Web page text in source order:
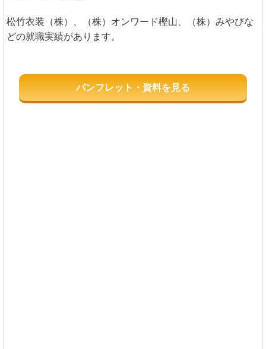
松竹衣装（株）、（株）オンワード樫山、（株）みやびな
どの就職実績があります。
パンフレット・資料を見る